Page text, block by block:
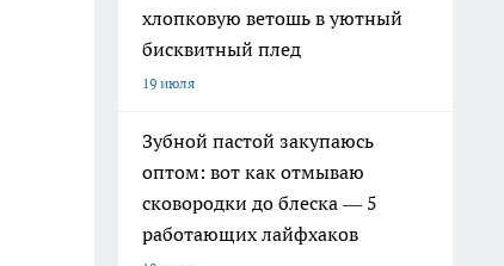
хлопковую ветошь в уютный
бисквитный плед
19 июля
Зубной пастой закупаюсь
оптом: вот как отмываю
сковородки до блеска — 5
работающих лайфхаков